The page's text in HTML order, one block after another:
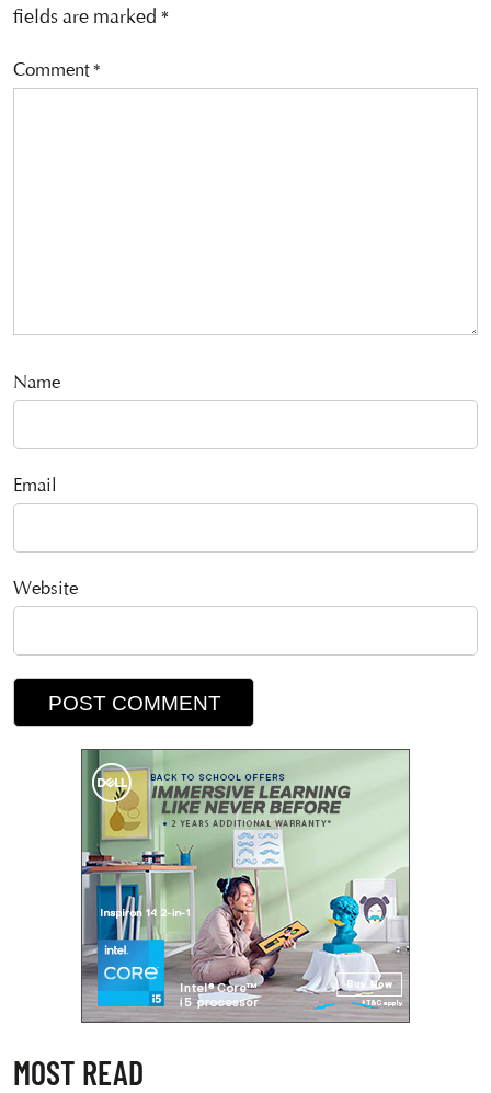
fields are marked *
Comment*
Name
Email
Website
MOST READ